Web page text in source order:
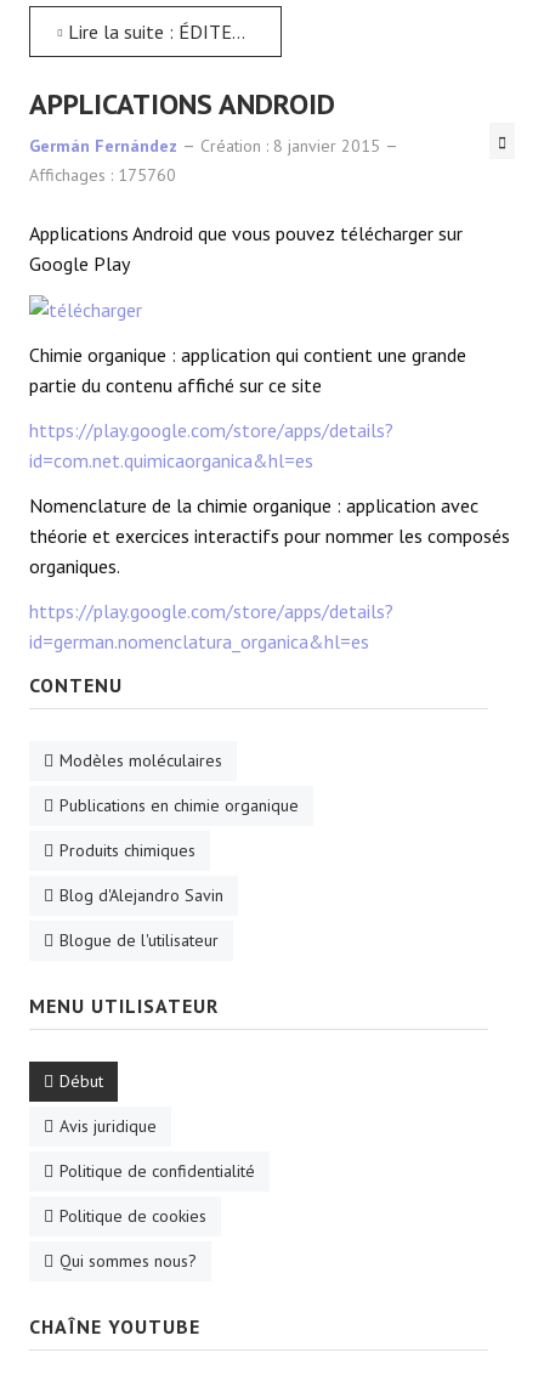
Lire la suite : ÉDITEURS MOLÉCULAIRES
APPLICATIONS ANDROID
Germán Fernández
Création : 8 janvier 2015
Affichages : 175760
Applications Android que vous pouvez télécharger sur
Google Play
Chimie organique : application qui contient une grande
partie du contenu affiché sur ce site
https://play.google.com/store/apps/details?
id=com.net.quimicaorganica&hl=es
Nomenclature de la chimie organique : application avec
théorie et exercices interactifs pour nommer les composés
organiques.
https://play.google.com/store/apps/details?
id=german.nomenclatura_organica&hl=es
CONTENU
Modèles moléculaires
Publications en chimie organique
Produits chimiques
Blog d'Alejandro Savin
Blogue de l'utilisateur
MENU UTILISATEUR
Début
Avis juridique
Politique de confidentialité
Politique de cookies
Qui sommes nous?
CHAÎNE YOUTUBE